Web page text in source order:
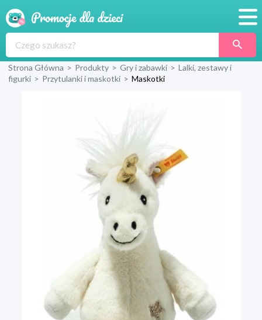
Produkty
Wyprawka
Strona Główna > Produkty > Gry i zabawki > Lalki, zestawy i
figurki > Przytulanki i maskotki > Maskotki